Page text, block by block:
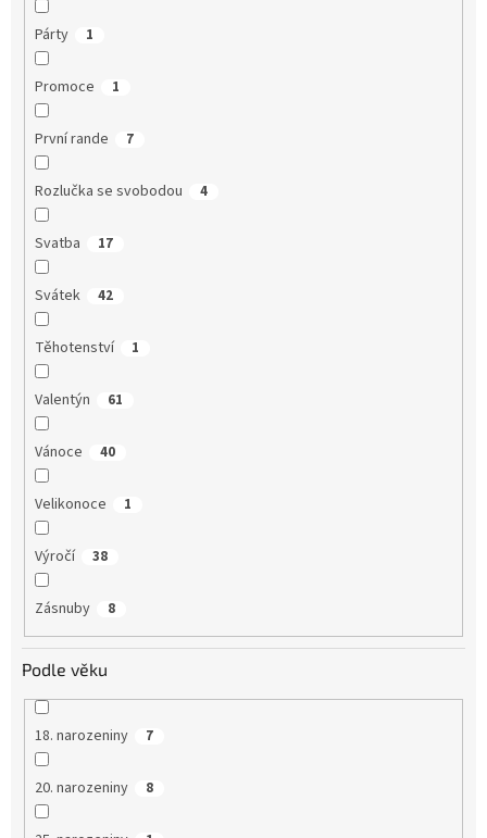
Párty 1
Promoce 1
První rande 7
Rozlučka se svobodou 4
Svatba 17
Svátek 42
Těhotenství 1
Valentýn 61
Vánoce 40
Velikonoce 1
Výročí 38
Zásnuby 8
Podle věku
18. narozeniny 7
20. narozeniny 8